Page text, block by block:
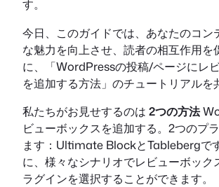
す。
今日、このガイドでは、あなたのコン
な魅力を向上させ、読者の相互作用を
に、「WordPressの投稿/ページにレ
を追加する方法」のチュートリアルを
私たちがお見せするのは 2つの方法
ビューボックスを追加する。2つのプ
ます：Ultimate BlockとTablebergで
に、様々なシナリオでレビューボック
ラグインを選択することができます。